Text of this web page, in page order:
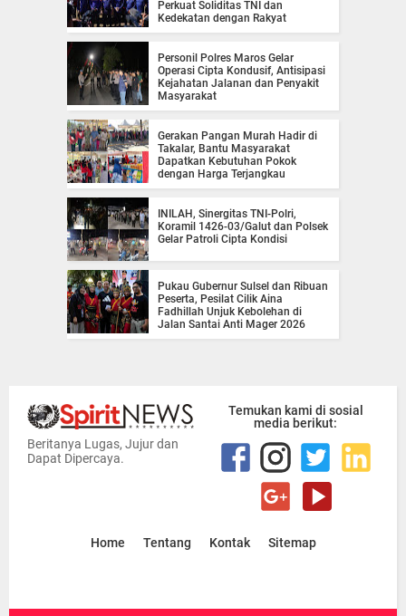
Perkuat Soliditas TNI dan
Kedekatan dengan Rakyat
Personil Polres Maros Gelar
Operasi Cipta Kondusif, Antisipasi
Kejahatan Jalanan dan Penyakit
Masyarakat
Gerakan Pangan Murah Hadir di
Takalar, Bantu Masyarakat
Dapatkan Kebutuhan Pokok
dengan Harga Terjangkau
INILAH, Sinergitas TNI-Polri,
Koramil 1426-03/Galut dan Polsek
Gelar Patroli Cipta Kondisi
Pukau Gubernur Sulsel dan Ribuan
Peserta, Pesilat Cilik Aina
Fadhillah Unjuk Kebolehan di
Jalan Santai Anti Mager 2026
Beritanya Lugas, Jujur dan
Dapat Dipercaya.
Temukan kami di sosial
media berikut:
Home Tentang Kontak Sitemap